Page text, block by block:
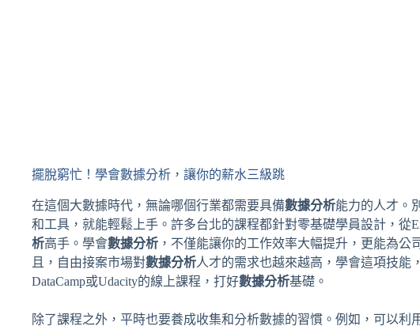
擺脫窮忙！學會數據分析，讓你的薪水三級跳
在這個大數據時代，無論哪個行業都需要具備數據分析能力的人才。
和工具，就能輕鬆上手。許多台北的課程都針對零基礎學員設計，從
析高手。學會數據分析 ，不僅能讓你的工作效率大幅提升，更能為
且，自由接案市場對數據分析人才的需求也越來越高，學會這項技能
DataCamp或Udacity的線上課程，打好數據分析基礎。
除了課程之外，平時也要養成收集和分析數據的習慣。例如，可以利